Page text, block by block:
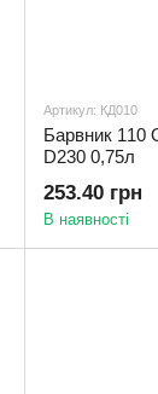
Артикул: КД010
Барвник 110
D230 0,75л
253.40 грн
В наявності